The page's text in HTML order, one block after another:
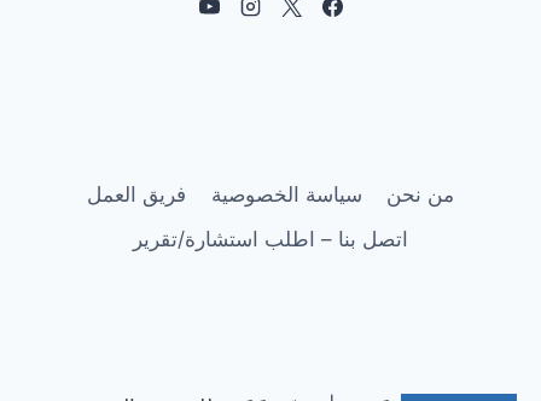
من نحن سياسة الخصوصية
فريق العمل
اتصل بنا – اطلب استشارة/تقرير